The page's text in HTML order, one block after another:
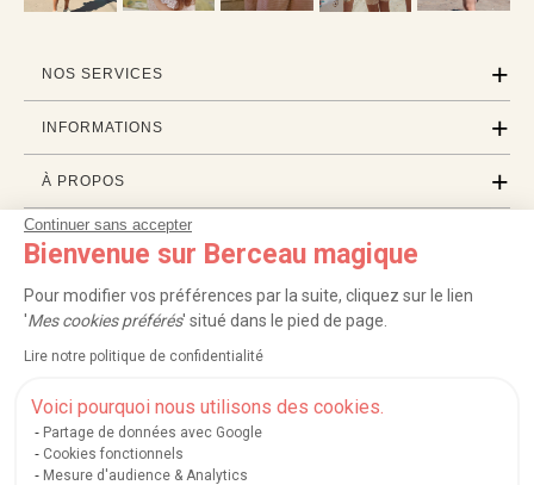
Continuer sans accepter
Bienvenue sur Berceau magique
Pour modifier vos préférences par la suite, cliquez sur le lien
'Mes cookies préférés' situé dans le pied de page.
Lire notre politique de confidentialité
Voici pourquoi nous utilisons des cookies.
Partage de données avec Google
Cookies fonctionnels
Mesure d'audience & Analytics
NOS SERVICES
INFORMATIONS
À PROPOS
PROFESSIONNELS
LISTES CADEAUX
Service après-vente| FAQ |Rappels de produits|Protection des données
Mentions légales et crédits Conditions générales de ventes
Nos moyens de paiement sécurisés